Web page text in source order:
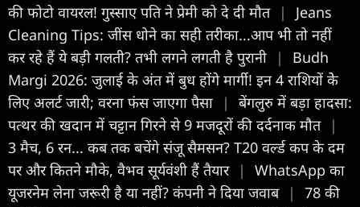
की फोटो वायरल! गुस्साए पति ने प्रेमी को दे दी मौत |
Jeans
Cleaning Tips: जींस धोने का सही तरीका...आप भी तो नहीं
कर रहे हैं ये बड़ी गलती? तभी लगने लगती है पुरानी
|
Budh
Margi 2026: जुलाई के अंत में बुध होंगे मार्गी! इन 4 राशियों केे
लिए अलर्ट जारी; वरना फंस जाएगा पैसा
|
बेंगलुरु में बड़ा हादसा:
पत्थर की खदान में चट्टान गिरने से 9 मजदूरों की दर्दनाक मौत |
3 मैच, 6 रन... कब तक बचेंगे संजू सैमसन? T20 वर्ल्ड कप के दम
पर और कितने मौके, वैभव सूर्यवंशी हैं तैयार |
WhatsApp का
यूजरनेम लेना जरूरी है या नहीं? कंपनी ने दिया जवाब |
78 की